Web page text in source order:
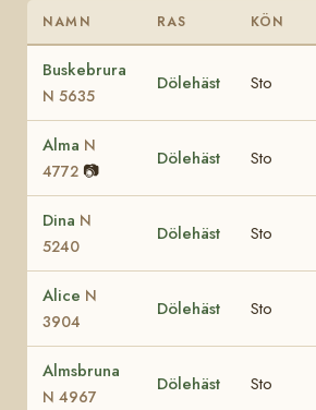
NAMN RAS KÖN
Buskebrura
N 5635
Dölehäst Sto
Alma N
4772 📷
Dölehäst Sto
Dina N
5240
Dölehäst Sto
Alice N
3904
Dölehäst Sto
Almsbruna
N 4967
Dölehäst Sto